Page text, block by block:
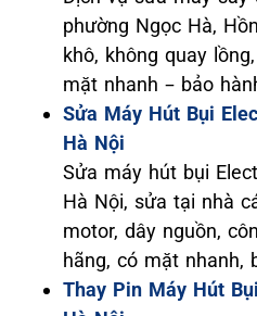
phường Ngọc Hà,
khô, không quay
mặt nhanh – bảo
Sửa Máy Hút Bụi
Hà Nội
Sửa máy hút bụi
Hà Nội, sửa tại nhà
motor, dây nguồn,
hãng, có mặt nhanh,
Thay Pin Máy Hút